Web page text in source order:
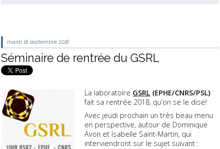
mardi 18 septembre 2018
Séminaire de rentrée du GSRL
La laboratoire GSRL (EPHE/CNRS/PSL)
fait sa rentrée 2018, qu'on se le dise!
Avec jeudi prochain un très beau menu
en perspective, autour de Dominique
Avon et Isabelle Saint-Martin, qui
interviendront sur le sujet suivant :